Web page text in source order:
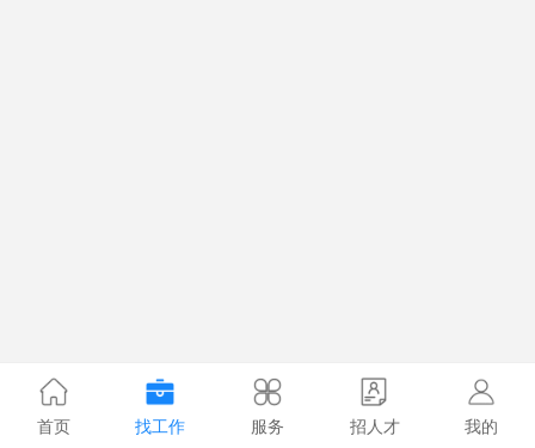
首页 找工作 服务 招人才 我的